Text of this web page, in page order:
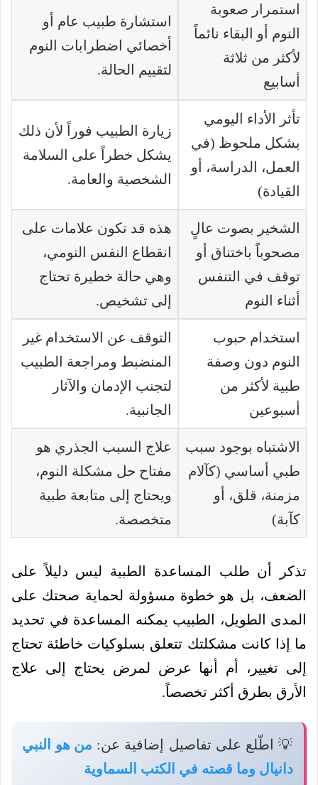
استمرار صعوبة
النوم أو البقاء نائماً
لأكثر من ثلاثة
أسابيع
استشارة طبيب عام أو
أخصائي اضطرابات النوم
لتقييم الحالة.
تأثر الأداء اليومي
بشكل ملحوظ (في
العمل، الدراسة، أو
القيادة)
زيارة الطبيب فوراً لأن ذلك
يشكل خطراً على السلامة
الشخصية والعامة.
الشخير بصوت عالٍ
مصحوباً باختناق أو
توقف في التنفس
أثناء النوم
هذه قد تكون علامات على
انقطاع النفس النومي،
وهي حالة خطيرة تحتاج
إلى تشخيص.
استخدام حبوب
النوم دون وصفة
طبية لأكثر من
أسبوعين
التوقف عن الاستخدام غير
المنضبط ومراجعة الطبيب
لتجنب الإدمان والآثار
الجانبية.
الاشتباه بوجود سبب
طبي أساسي (كآلام
مزمنة، قلق، أو
كآبة)
علاج السبب الجذري هو
مفتاح حل مشكلة النوم،
ويحتاج إلى متابعة طبية
متخصصة.
تذكر أن طلب المساعدة الطبية ليس دليلاً على
الضعف، بل هو خطوة مسؤولة لحماية صحتك على
المدى الطويل، الطبيب يمكنه المساعدة في تحديد
ما إذا كانت مشكلتك تتعلق بسلوكيات خاطئة تحتاج
إلى تغيير، أم أنها عرض لمرض يحتاج إلى علاج
الأرق بطرق أكثر تخصصاً.
💡 اطّلع على تفاصيل إضافية عن: من هو النبي
دانيال وما قصته في الكتب السماوية